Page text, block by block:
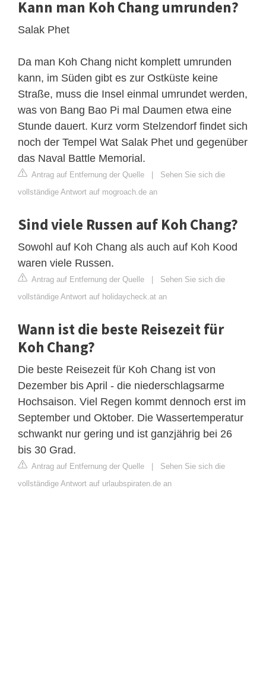
Kann man Koh Chang umrunden?
Salak Phet
Da man Koh Chang nicht komplett umrunden
kann, im Süden gibt es zur Ostküste keine
Straße, muss die Insel einmal umrundet werden,
was von Bang Bao Pi mal Daumen etwa eine
Stunde dauert. Kurz vorm Stelzendorf findet sich
noch der Tempel Wat Salak Phet und gegenüber
das Naval Battle Memorial.
Antrag auf Entfernung der Quelle | Sehen Sie sich die
vollständige Antwort auf mogroach.de an
Sind viele Russen auf Koh Chang?
Sowohl auf Koh Chang als auch auf Koh Kood
waren viele Russen.
Antrag auf Entfernung der Quelle | Sehen Sie sich die
vollständige Antwort auf holidaycheck.at an
Wann ist die beste Reisezeit für
Koh Chang?
Die beste Reisezeit für Koh Chang ist von
Dezember bis April - die niederschlagsarme
Hochsaison. Viel Regen kommt dennoch erst im
September und Oktober. Die Wassertemperatur
schwankt nur gering und ist ganzjährig bei 26
bis 30 Grad.
Antrag auf Entfernung der Quelle | Sehen Sie sich die
vollständige Antwort auf urlaubspiraten.de an